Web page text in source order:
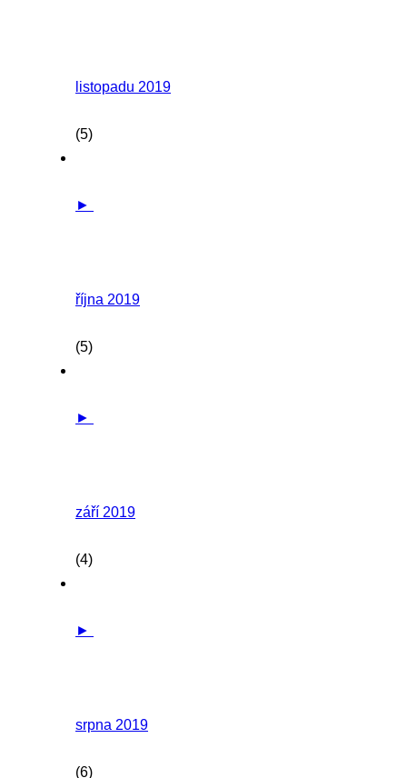
listopadu 2019
(5)
►
října 2019
(5)
►
září 2019
(4)
►
srpna 2019
(6)